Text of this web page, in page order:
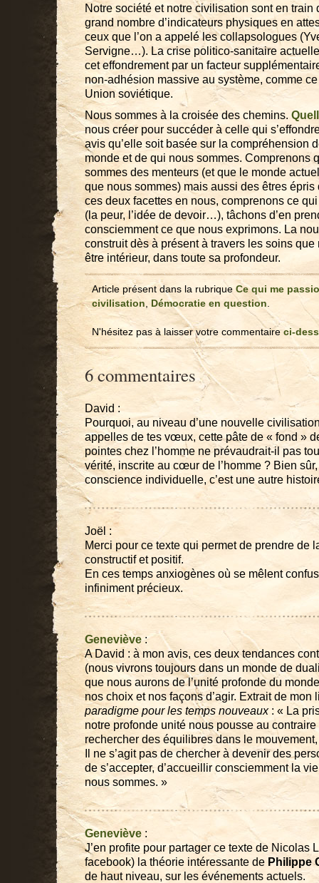
Notre société et notre civilisation sont en train
grand nombre d’indicateurs physiques en
ceux que l’on a appelé les collapsologues
Servigne…). La crise politico-sanitaire
cet effondrement par un facteur
non-adhésion massive au système, comme
Union soviétique.
Nous sommes à la croisée des chemins.
nous créer pour succéder à celle qui
avis qu’elle soit basée sur la compréhension
monde et de qui nous sommes. Comprenons
sommes des menteurs (et que le monde
que nous sommes) mais aussi des êtres
ces deux facettes en nous, comprenons ce
(la peur, l’idée de devoir…), tâchons d’en
consciemment ce que nous exprimons. La
construit dès à présent à travers les soins
être intérieur, dans toute sa profondeur.
Article présent dans la rubrique Ce qui me
civilisation, Démocratie en question.
N'hésitez pas à laisser votre commentaire ci-
6 commentaires
David :
Pourquoi, au niveau d’une nouvelle
appelles de tes vœux, cette pâte de « fond »
pointes chez l’homme ne prévaudrait-il pas
vérité, inscrite au cœur de l’homme ? Bien
conscience individuelle, c’est une autre
Joël :
Merci pour ce texte qui permet de prendre de
constructif et positif.
En ces temps anxiogènes où se mêlent
infiniment précieux.
Geneviève:
A David : à mon avis, ces deux tendances
(nous vivrons toujours dans un monde de
que nous aurons de l’unité profonde du
nos choix et nos façons d’agir. Extrait de mon
paradigme pour les temps nouveaux: « La
notre profonde unité nous pousse au
rechercher des équilibres dans le
Il ne s’agit pas de chercher à devenir des
de s’accepter, d’accueillir consciemment la
nous sommes. »
Geneviève :
J’en profite pour partager ce texte de Nicolas
facebook) la théorie intéressante de Philippe
de haut niveau, sur les événements actuels.